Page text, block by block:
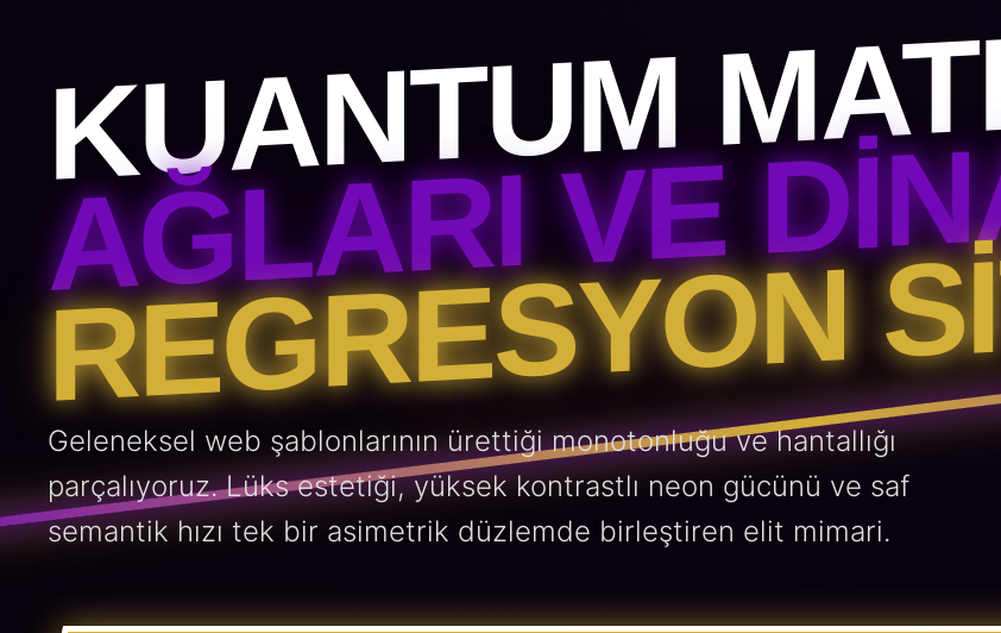
KUANTUM
AĞLARI VE
REGRESYON
Geleneksel web şablonlarının ürettiği monotonluğu ve hantallığı
parçalıyoruz. Lüks estetiği, yüksek kontrastlı neon gücünü ve saf
semantik hızı tek bir asimetrik düzlemde birleştiren elit mimari.